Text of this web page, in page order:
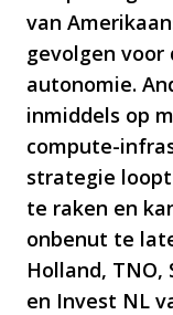
van
gevolgen
autonomie.
inmiddels op
compute-
strategie
te raken en
onbenut te
Holland, TNO,
en Invest NL